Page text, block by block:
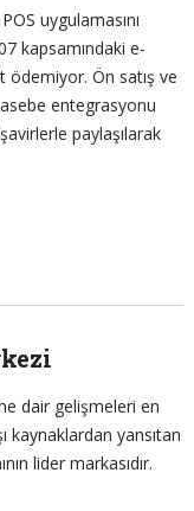
uygulamasını
kapsamındaki e-
ödemiyor. Ön satış ve
entegrasyonu
paylaşılarak
dair gelişmeleri en
kaynaklardan yansıtan
lider markasıdır.